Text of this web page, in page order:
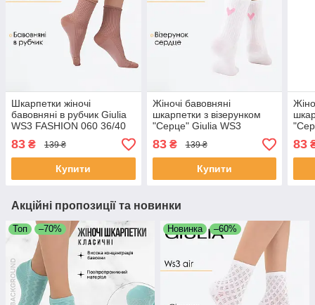
Шкарпетки жіночі
бавовняні в рубчик Giulia
WS3 FASHION 060 36/40
Brown-mocha mousse,
повсякденні шкарпетки
без гумки
83 ₴ 139 ₴
Купити
Жіночі бавовняні
шкарпетки з візерунком
"Серце" Giulia WS3
VALENTINE 2501 36/40
White-white/rose, високі
шкарпетки, повсякденні
83₴ 139 ₴
Купити
83
Акційні пропозиції та новинки
Топ –70% Новинка –60%